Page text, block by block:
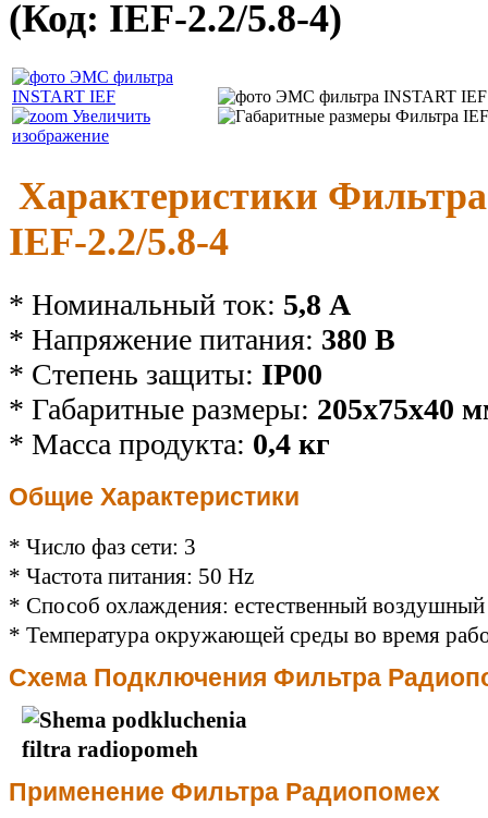
(Код: IEF-2.2/5.8-4)
Увеличить
изображение
Характеристики
IEF-2.2/5.8-4
* Номинальный ток: 5,8 А
* Напряжение питания: 380 В
* Степень защиты: IP00
* Габаритные размеры: 205х75х40
* Масса продукта: 0,4 кг
Общие Характеристики
* Число фаз сети: 3
* Частота питания: 50 Hz
* Способ охлаждения: естественный воздушный
* Температура окружающей среды во время
Схема Подключения Фильтра
Применение Фильтра Радиопомех